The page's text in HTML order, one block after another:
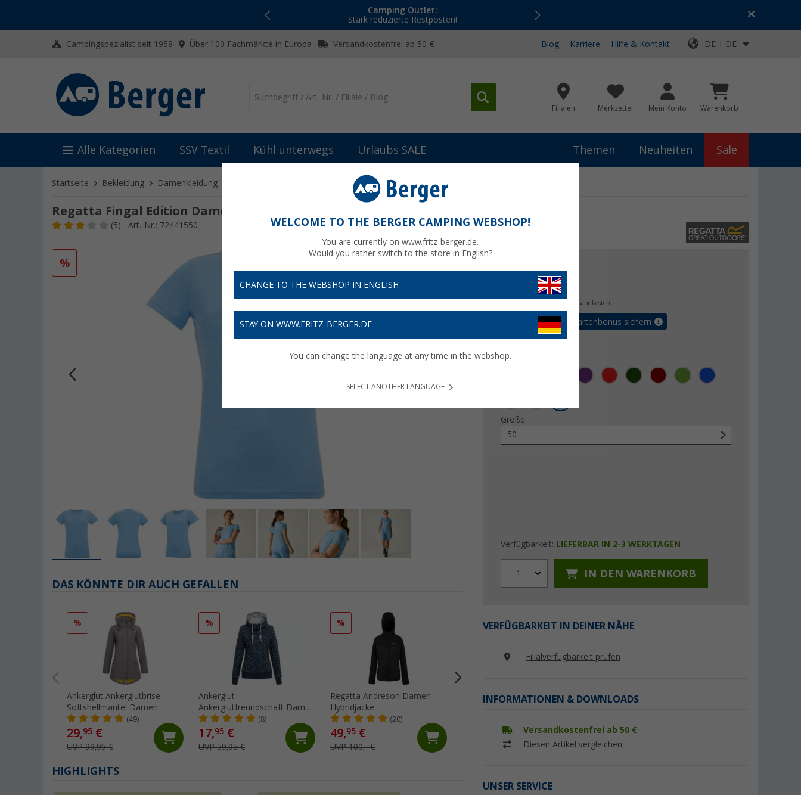
Camping Outlet:
Stark reduzierte Restposten!
Top-Deals für dein Abenteuer!
Campingspezialist seit 1958 Über 100 Fachmärkte in Europa Versandkostenfrei ab 50 € Blog Karriere Hilfe & Kontakt DE | DE
Filialen Merkzettel Mein Konto Warenkorb
Alle Kategorien SSV Textil Kühl unterwegs Urlaubs SALE Themen Neuheiten Sale
Startseite Bekleidung Damenkleidung Damenshirts, -blusen & -pullover Regatta Women’s Fingal Edition Damen T-Shirt
Regatta Fingal Edition Damen T-Shirt
(5) Art.-Nr.: 72441550
%
€
zzgl. Versandkosten
Bis zu 5% Vorteilskartenbonus sichern
Farbe
Größe
50
Verfügbarkeit: LIEFERBAR IN 2-3 WERKTAGEN
1 IN DEN WARENKORB
VERFÜGBARKEIT IN DEINER NÄHE
Filialverfügbarkeit prüfen
INFORMATIONEN & DOWNLOADS
Versandkostenfrei ab 50 €
Diesen Artikel vergleichen
UNSER SERVICE
DAS KÖNNTE DIR AUCH GEFALLEN
%
Ankerglut Ankerglutbrise
Softshellmantel Damen
(49)
29,95 €
UVP 99,95 €
%
Ankerglut
Ankerglutfreundschaft Damen
Sweatjacke
(8)
17,95 €
UVP 59,95 €
%
Regatta Andreson Damen
Hybridjacke
(20)
49,95 €
UVP 100,- €
Ankerglut Ankerglutmeer
UVP 119,95 €
%
Regatta Mindano VIII
21,95 €
UVP 50,- €
HIGHLIGHTS
WELCOME TO THE BERGER CAMPING WEBSHOP!
You are currently on www.fritz-berger.de.
Would you rather switch to the store in English?
CHANGE TO THE WEBSHOP IN ENGLISH
STAY ON WWW.FRITZ-BERGER.DE
You can change the language at any time in the webshop.
SELECT ANOTHER LANGUAGE